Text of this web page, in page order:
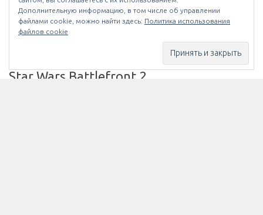
PLAYSTATION/XBOX
EA официально продемонстрировала
Star Wars Battlefront 2
Дополнительную информацию, в том числе об управлении
файлами cookie, можно найти здесь: Политика использования
файлов cookie